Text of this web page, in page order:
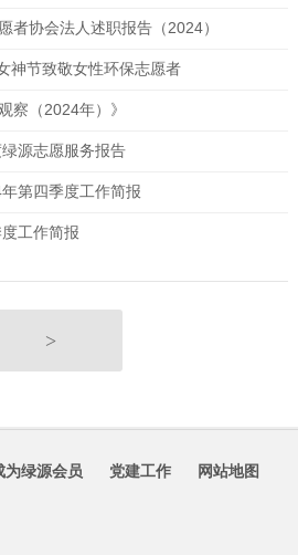
者协会法人述职报告（2024）
神节致敬女性环保志愿者
察（2024年）》
源志愿服务报告
第四季度工作简报
工作简报
>
为绿源会员 党建工作 网站地图